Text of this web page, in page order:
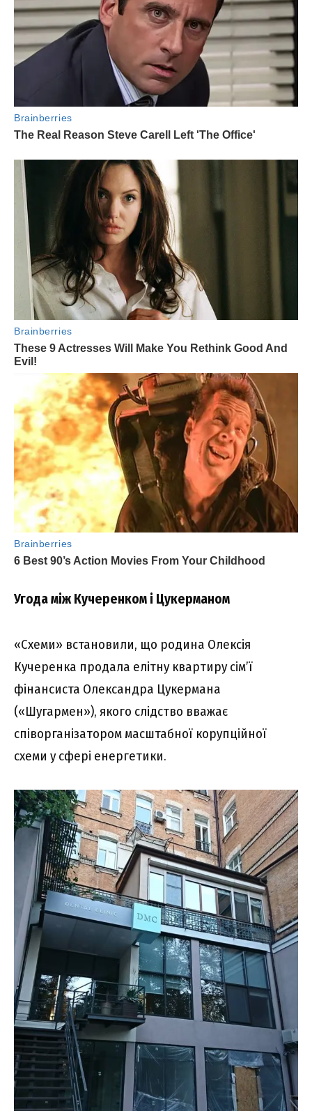
Угода між Кучеренком і Цукерманом
«Схеми» встановили, що родина Олексія
Кучеренка продала елітну квартиру сімʼї
фінансиста Олександра Цукермана
(«Шугармен»), якого слідство вважає
співорганізатором масштабної корупційної
схеми у сфері енергетики.